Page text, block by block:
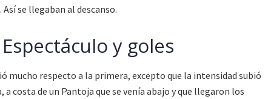
se llegaban al descanso.
y goles
mucho respecto a la primera, excepto que la intensidad subió
costa de un Pantoja que se venía abajo y que llegaron los